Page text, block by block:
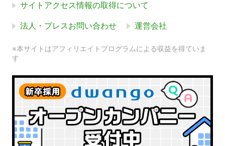
サイトアクセス情報の取得について
法人・プレスお問い合わせ 運営会社
※本サイトはアフィリエイトプログラムによる収益を得ていま
す